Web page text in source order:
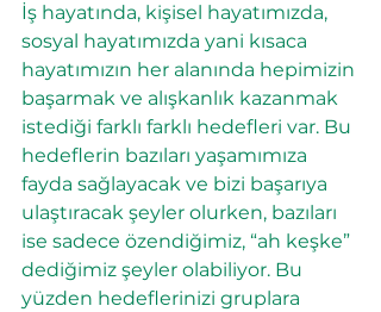
İş hayatında, kişisel hayatımızda,
sosyal hayatımızda yani kısaca
hayatımızın her alanında hepimizin
başarmak ve alışkanlık kazanmak
istediği farklı farklı hedefleri var. Bu
hedeflerin bazıları yaşamımıza
fayda sağlayacak ve bizi başarıya
ulaştıracak şeyler olurken, bazıları
ise sadece özendiğimiz, “ah keşke”
dediğimiz şeyler olabiliyor. Bu
yüzden hedeflerinizi gruplara